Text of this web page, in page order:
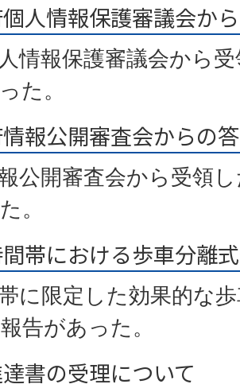
人情報保護審議会か
情報保護審議会から
た。
報公開審査会からの
公開審査会から受領
。
帯における歩車分離
に限定した効果的な
告があった。
書の受理について